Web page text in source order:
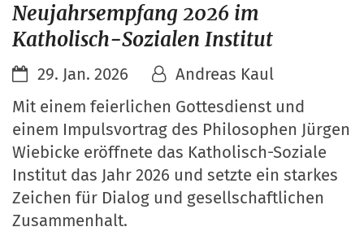
Neujahrsempfang 2026 im
Katholisch-Sozialen Institut
29. Jan. 2026
Andreas Kaul
Mit einem feierlichen Gottesdienst und
einem Impulsvortrag des Philosophen Jürgen
Wiebicke eröffnete das Katholisch-Soziale
Institut das Jahr 2026 und setzte ein starkes
Zeichen für Dialog und gesellschaftlichen
Zusammenhalt.